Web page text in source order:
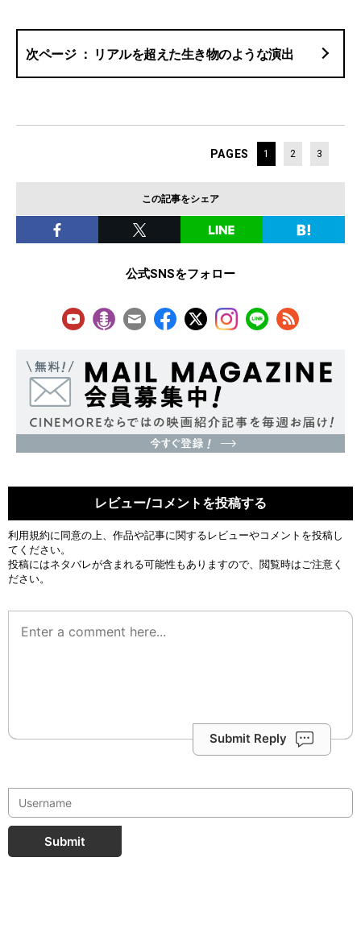
リアルを超えた生き物のような演出
PAGES 1 2 3
この記事をシェア
公式SNSをフォロー
レビュー/コメントを投稿する
利用規約に同意の上、作品や記事に関するレビューやコメントを投稿し
てください。
投稿にはネタバレが含まれる可能性もありますので、閲覧時はご注意く
ださい。
Submit Reply
Submit